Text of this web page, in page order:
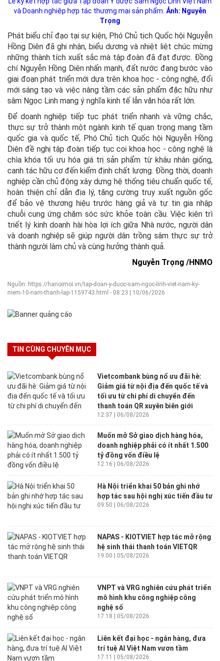
và Doanh nghiệp hợp tác thương mại sản phẩm. Ảnh: Nguyễn
Trọng
Phát biểu chỉ đạo tại sự kiện, Phó Chủ tịch Quốc hội Nguyễn
Hồng Diên đã ghi nhận, biểu dương và nhiệt liệt chúc mừng
những thành tích xuất sắc mà tập đoàn đã đạt được. Đồng
chí Nguyễn Hồng Diên nhấn mạnh, đất nước đang bước vào
giai đoạn phát triển mới dựa trên khoa học - công nghệ, đổi
mới sáng tạo và việc nâng tầm các sản phẩm đặc hữu như
sâm Ngọc Linh mang ý nghĩa kinh tế lẫn văn hóa rất lớn.
Để doanh nghiệp tiếp tục phát triển nhanh và vững chắc,
thực sự trở thành một ngành kinh tế quan trọng mang tầm
quốc gia và quốc tế, Phó Chủ tịch Quốc hội Nguyễn Hồng
Diên đề nghị tập đoàn tiếp tục coi khoa học - công nghệ là
chìa khóa tối ưu hóa giá trị sản phẩm từ khâu nhân giống,
canh tác hữu cơ đến kiểm định chất lượng. Đồng thời, doanh
nghiệp cần chủ động xây dựng hệ thống tiêu chuẩn quốc tế,
hoàn thiện chỉ dẫn địa lý, tăng cường truy xuất nguồn gốc
để bảo vệ thương hiệu trước hàng giả và tự tin gia nhập
chuỗi cung ứng chăm sóc sức khỏe toàn cầu. Việc kiên trì
triết lý kinh doanh hài hòa lợi ích giữa Nhà nước, người dân
và doanh nghiệp sẽ giúp người dân trồng sâm thực sự trở
thành người làm chủ và cùng hưởng thành quả.
Nguyễn Trọng /HNMO
Nguồn: https://hanoimoi.vn/tap-doan-y-duoc-sam-ngoc-linh-viet-nam-ky-
niem-10-nam-thanh-lap-1159743.html - 08:23 | 10/06/2026
TIN CÙNG CHUYÊN MỤC
Vietcombank bùng nổ ưu đãi hè:
Giảm giá từ nội địa đến quốc tế và
tối ưu từ chi phí di chuyển đến
thanh toán QR xuyên biên giới
12:37 | 06/08/2026
Muốn mở Sở giao dịch hàng hóa,
doanh nghiệp phải có ít nhất 1.500
tỷ đồng vốn điều lệ
12:16 | 06/08/2026
Hà Nội triển khai 50 bản ghi nhớ
hợp tác sau hội nghị xúc tiến đầu tư
09:50 | 06/08/2026
NAPAS - KIOTVIET hợp tác mở rộng
hệ sinh thái thanh toán VIETQR
19:00 | 05/08/2026
VNPT và VRG nghiên cứu phát triển
mô hình khu công nghiệp công
nghệ số
17:18 | 05/08/2026
Liên kết đại học - ngân hàng, đưa
trí tuệ AI Việt Nam vươn tầm
17:11 | 05/08/2026